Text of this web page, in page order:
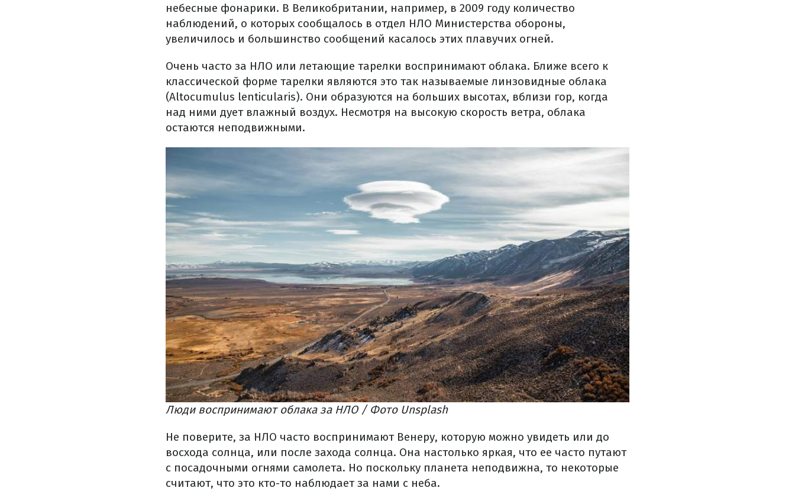
небесные фонарики. В Великобритании, например, в 2009 году количество
наблюдений, о которых сообщалось в отдел НЛО Министерства обороны,
увеличилось и большинство сообщений касалось этих плавучих огней.
Очень часто за НЛО или летающие тарелки воспринимают облака. Ближе всего к
классической форме тарелки являются это так называемые линзовидные облака
(Altocumulus lenticularis). Они образуются на больших высотах, вблизи гор, когда
над ними дует влажный воздух. Несмотря на высокую скорость ветра, облака
остаются неподвижными.
Люди воспринимают облака за НЛО / Фото Unsplash
Не поверите, за НЛО часто воспринимают Венеру, которую можно увидеть или до
восхода солнца, или после захода солнца. Она настолько яркая, что ее часто путают
с посадочными огнями самолета. Но поскольку планета неподвижна, то некоторые
считают, что это кто-то наблюдает за нами с неба.